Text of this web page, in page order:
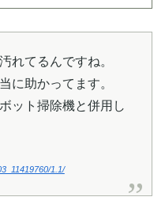
れてるんですね。
に助かってます。
ット掃除機と併用し
1.1/